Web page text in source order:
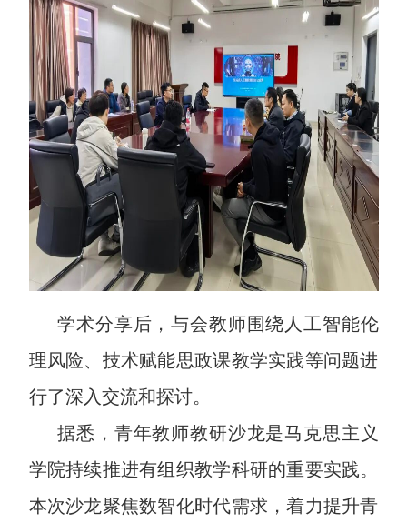
学术分享后，与会教师围绕人工智能伦
理风险、技术赋能思政课教学实践等问题进
行了深入交流和探讨。
据悉，青年教师教研沙龙是马克思主义
学院持续推进有组织教学科研的重要实践。
本次沙龙聚焦数智化时代需求，着力提升青